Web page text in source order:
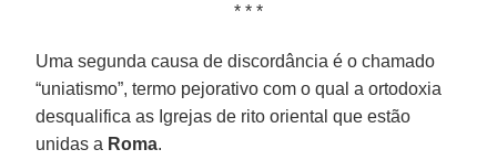
* * *
Uma segunda causa de discordância é o chamado
“uniatismo”, termo pejorativo com o qual a ortodoxia
desqualifica as Igrejas de rito oriental que estão
unidas a Roma.